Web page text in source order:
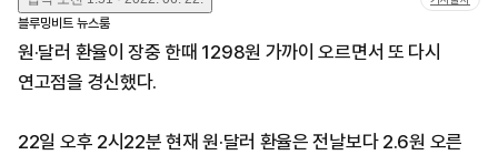
블루밍비트 뉴스룸
원·달러 환율이 장중 한때 1298원 가까이 오르면서 또 다시
연고점을 경신했다.
22일 오후 2시22분 현재 원·달러 환율은 전날보다 2.6원 오른